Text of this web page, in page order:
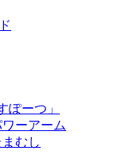
ぽーつ」
ーアーム
むし